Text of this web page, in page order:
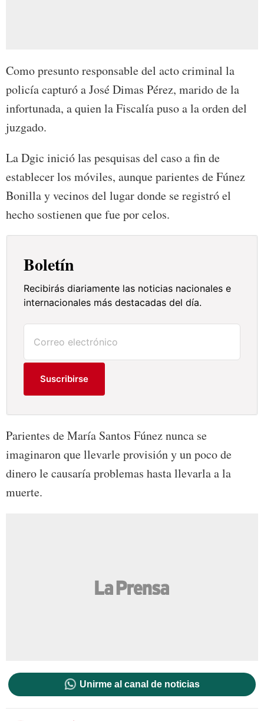
Como presunto responsable del acto criminal la
policía capturó a José Dimas Pérez, marido de la
infortunada, a quien la Fiscalía puso a la orden del
juzgado.
La Dgic inició las pesquisas del caso a fin de
establecer los móviles, aunque parientes de Fúnez
Bonilla y vecinos del lugar donde se registró el
hecho sostienen que fue por celos.
Boletín
Recibirás diariamente las noticias nacionales e
internacionales más destacadas del día.
Suscribirse
Parientes de María Santos Fúnez nunca se
imaginaron que llevarle provisión y un poco de
dinero le causaría problemas hasta llevarla a la
muerte.
Unirme al canal de noticias